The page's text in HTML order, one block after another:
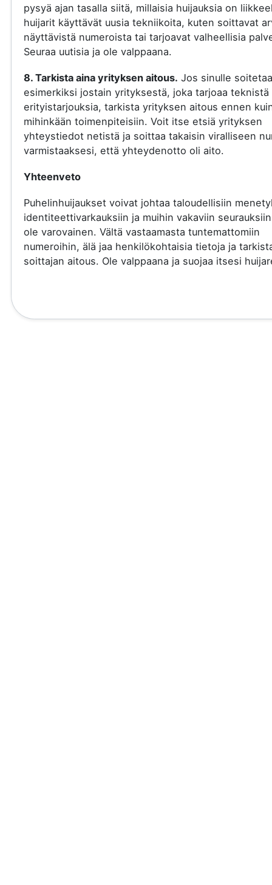
pysyä ajan tasalla siitä, millaisia huijauksia on
huijarit käyttävät uusia tekniikoita, kuten soittavat
näyttävistä numeroista tai tarjoavat valheellisia
Seuraa uutisia ja ole valppaana.
8. Tarkista aina yrityksen aitous. Jos sinulle
esimerkiksi jostain yrityksestä, joka tarjoaa teknistä
erityistarjouksia, tarkista yrityksen aitous ennen
mihinkään toimenpiteisiin. Voit itse etsiä yrityksen
yhteystiedot netistä ja soittaa takaisin viralliseen
varmistaaksesi, että yhteydenotto oli aito.
Yhteenveto
Puhelinhuijaukset voivat johtaa taloudellisiin
identiteettivarkauksiin ja muihin vakaviin
ole varovainen. Vältä vastaamasta tuntemattomiin
numeroihin, älä jaa henkilökohtaisia tietoja ja
soittajan aitous. Ole valppaana ja suojaa itsesi